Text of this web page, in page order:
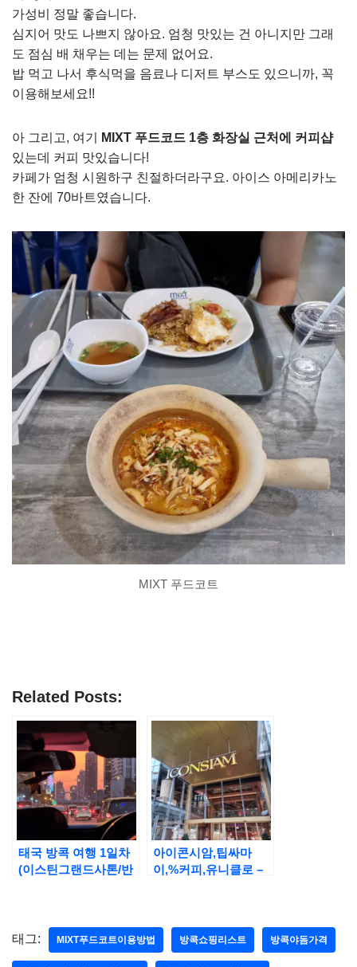
가성비 정말 좋습니다.
심지어 맛도 나쁘지 않아요. 엄청 맛있는 건 아니지만 그래
도 점심 배 채우는 데는 문제 없어요.
밥 먹고 나서 후식먹을 음료나 디저트 부스도 있으니까, 꼭
이용해보세요!!
아 그리고, 여기 MIXT 푸드코드 1층 화장실 근처에 커피샵
있는데 커피 맛있습니다!
카페가 엄청 시원하구 친절하더라구요. 아이스 아메리카노
한 잔에 70바트였습니다.
MIXT 푸드코트
Related Posts:
태국 방콕 여행 1일차
(이스틴그랜드사톤/반
아이콘시암,팁싸마
이,%커피,유니클로 –
태그: MIXT푸드코트이용방법 방콕쇼핑리스트 방콕야돔가격